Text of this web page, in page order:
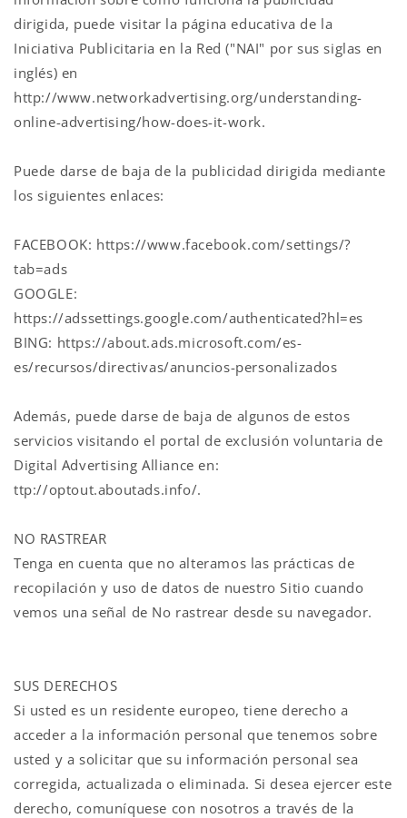
dirigida, puede visitar la página educativa de la
Iniciativa Publicitaria en la Red ("NAI" por sus siglas en
inglés) en
http://www.networkadvertising.org/understanding-
online-advertising/how-does-it-work.
Puede darse de baja de la publicidad dirigida mediante
los siguientes enlaces:
FACEBOOK: https://www.facebook.com/settings/?
tab=ads
GOOGLE:
https://adssettings.google.com/authenticated?hl=es
BING: https://about.ads.microsoft.com/es-
es/recursos/directivas/anuncios-personalizados
Además, puede darse de baja de algunos de estos
servicios visitando el portal de exclusión voluntaria de
Digital Advertising Alliance en:
ttp://optout.aboutads.info/.
NO RASTREAR
Tenga en cuenta que no alteramos las prácticas de
recopilación y uso de datos de nuestro Sitio cuando
vemos una señal de No rastrear desde su navegador.
SUS DERECHOS
Si usted es un residente europeo, tiene derecho a
acceder a la información personal que tenemos sobre
usted y a solicitar que su información personal sea
corregida, actualizada o eliminada. Si desea ejercer este
derecho, comuníquese con nosotros a través de la